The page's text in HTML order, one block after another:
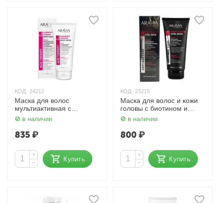
КОД: 24212
Маска для волос
мультиактивная с
малиновым уксусом и
в наличии
835₽
+
−
Купить
КОД: 23215
Маска для волос и кожи
головы с биотином и
абиссинским маслом 200
в наличии
800₽
+
−
Купить